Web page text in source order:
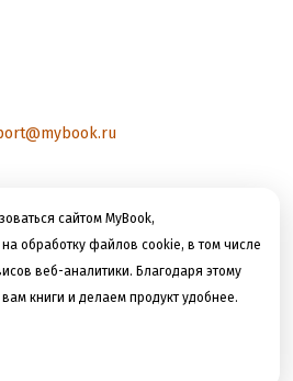
сайтом MyBook,
обработку файлов cookie, в том числе
веб-аналитики. Благодаря этому
книги и делаем продукт удобнее.
в приложении